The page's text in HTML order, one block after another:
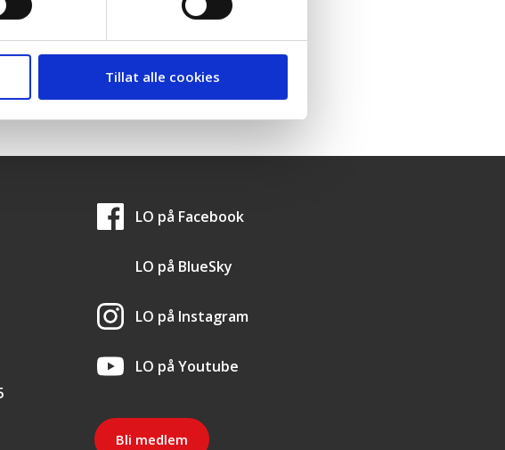
Tillat alle cookies
LO i sosiale medier
LO på Facebook
LO på BlueSky
LO på Instagram
LO på Youtube
Bli medlem